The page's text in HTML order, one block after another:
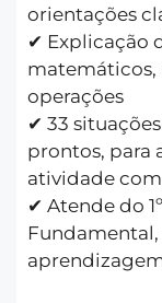
orientações
✔ Explicação
matemáticos,
operações
✔ 33
prontos, para
atividade
✔ Atende do